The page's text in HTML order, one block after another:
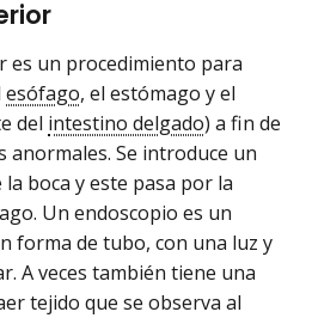
es un procedimiento para
esófago, el estómago y el
del intestino delgado) a fin de
anormales. Se introduce un
boca y este pasa por la
Un endoscopio es un
forma de tubo, con una luz y
A veces también tiene una
tejido que se observa al